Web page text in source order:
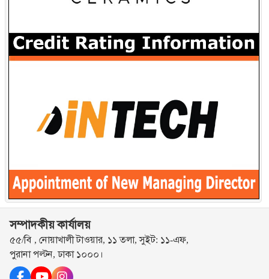
সম্পাদকীয় কার্যালয়
৫৫/বি , নোয়াখালী টাওয়ার, ১১ তলা, সুইট: ১১-এফ,
পুরানা পল্টন, ঢাকা ১০০০।